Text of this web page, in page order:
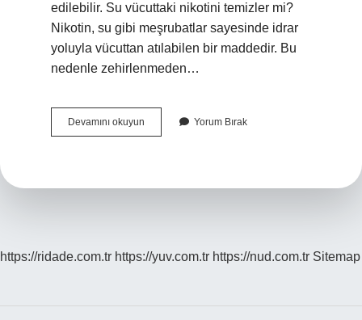
edilebilir. Su vücuttaki nikotini temizler mi?
Nikotin, su gibi meşrubatlar sayesinde idrar
yoluyla vücuttan atılabilen bir maddedir. Bu
nedenle zehirlenmeden…
Devamını okuyun
Içtikten
Yorum Bırak
https://ridade.com.tr https://yuv.com.tr https://nud.com.tr Sitemap